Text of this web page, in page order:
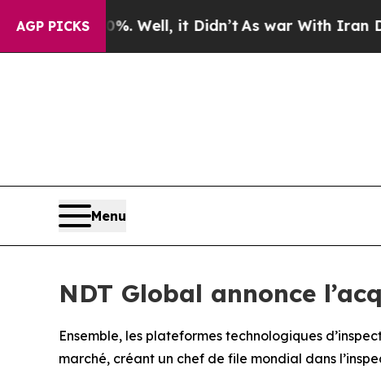
AGP PICKS
Well, it Didn’t As war With Iran Drove oil
Menu
NDT Global annonce
Ensemble, les plateformes technologiques
marché, créant un chef de file mondial dans